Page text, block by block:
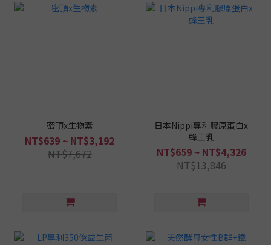
密頂x生物素
NT$639 ~ NT$3,192
NT$7,672
日本Nippi專利膠原蛋白x
蜂王乳
NT$659 ~ NT$4,326
NT$13,846